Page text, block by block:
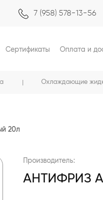
7 (958) 578-13-56
Сертификаты Оплата и
Охлаждающие
20л
Производитель:
АНТИФРИЗ